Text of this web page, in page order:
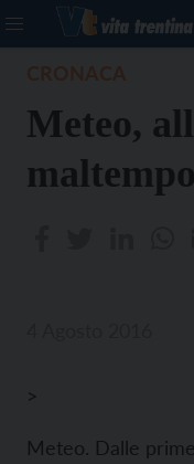
Meteo,
maltempo
>
Meteo. Dalle